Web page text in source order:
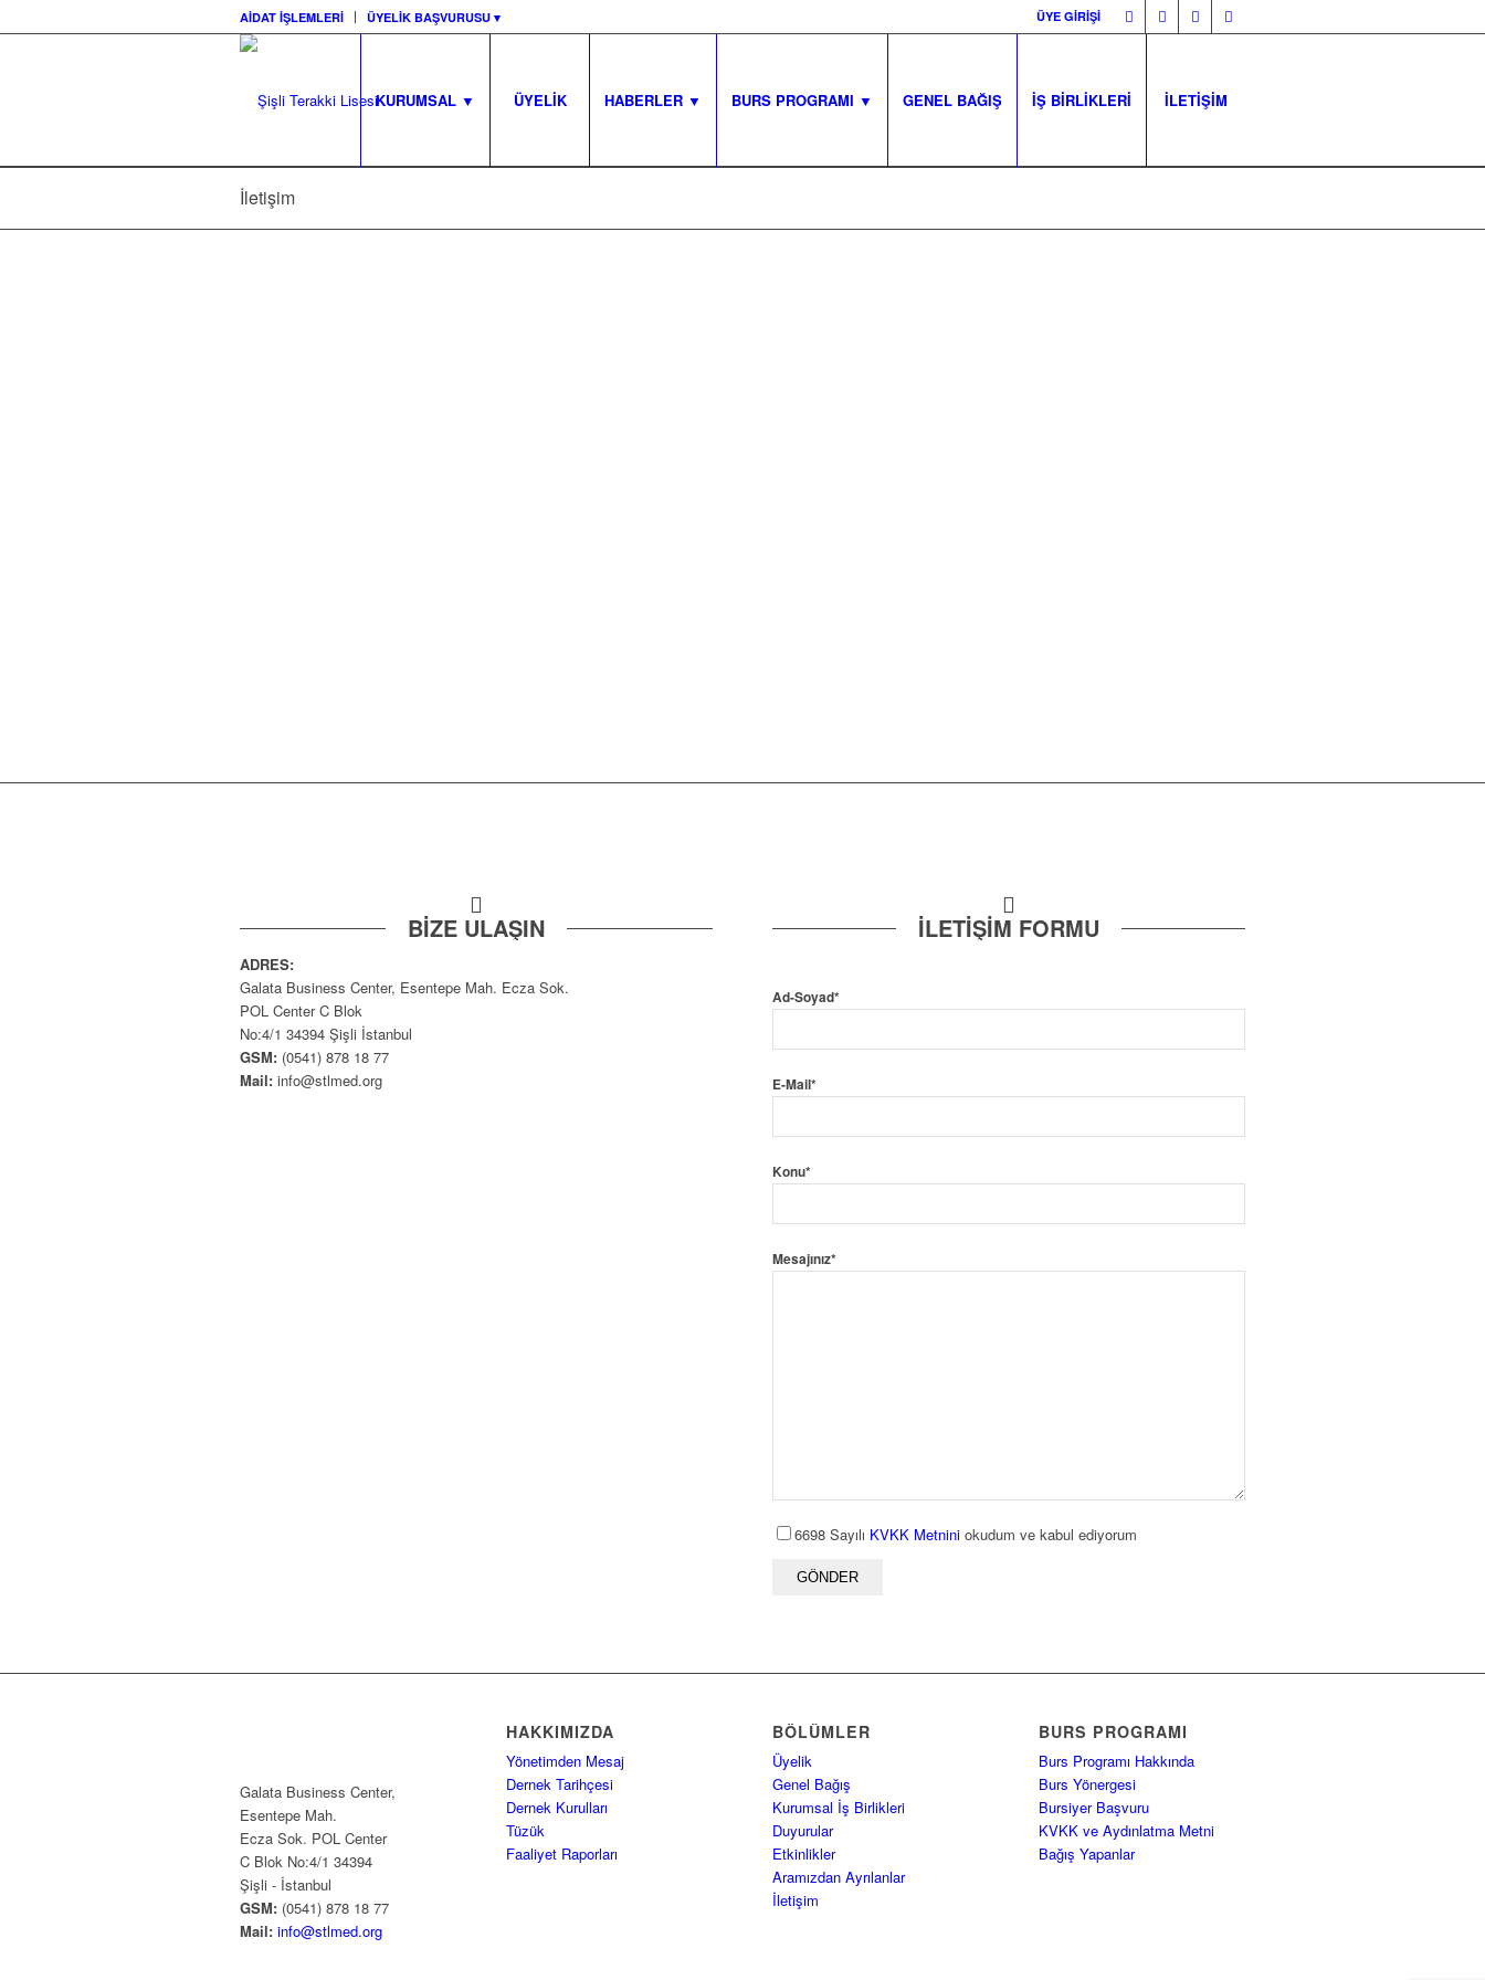
AİDAT İŞLEMLERİ ÜYELİK BAŞVURUSU ▾ ÜYE GİRİŞİ
KURUMSAL ▼ ÜYELİK HABERLER ▼ BURS PROGRAMI ▼ GENEL BAĞIŞ İŞ BİRLİKLERİ İLETİŞİM
İletişim
BİZE ULAŞIN
ADRES:
Galata Business Center, Esentepe Mah. Ecza Sok.
POL Center C Blok
No:4/1 34394 Şişli İstanbul
GSM: (0541) 878 18 77
Mail: info@stlmed.org
İLETİŞİM FORMU
Ad-Soyad*
E-Mail*
Konu*
Mesajınız*
6698 Sayılı KVKK Metnini okudum ve kabul ediyorum
Galata Business Center,
Esentepe Mah.
Ecza Sok. POL Center
C Blok No:4/1 34394
Şişli - İstanbul
GSM: (0541) 878 18 77
Mail: info@stlmed.org
HAKKIMIZDA
Yönetimden Mesaj
Dernek Tarihçesi
Dernek Kurulları
Tüzük
Faaliyet Raporları
BÖLÜMLER
Üyelik
Genel Bağış
Kurumsal İş Birlikleri
Duyurular
Etkinlikler
Aramızdan Ayrılanlar
İletişim
BURS PROGRAMI
Burs Programı Hakkında
Burs Yönergesi
Bursiyer Başvuru
KVKK ve Aydınlatma Metni
Bağış Yapanlar